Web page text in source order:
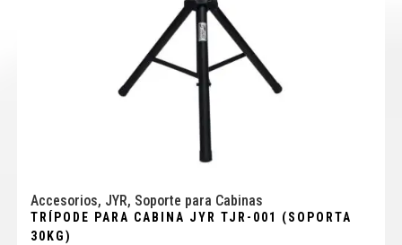
Accesorios, JYR, Soporte para Cabinas
TRÍPODE PARA CABINA JYR TJR-001 (SOPORTA
30KG)